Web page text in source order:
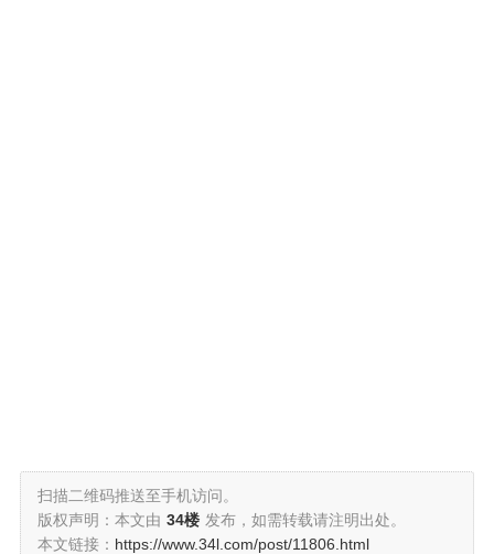
扫描二维码推送至手机访问。
版权声明：本文由 34楼 发布，如需转载请注明出处。
本文链接： https://www.34l.com/post/11806.html